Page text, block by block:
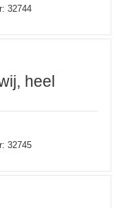
32744
heel
32745